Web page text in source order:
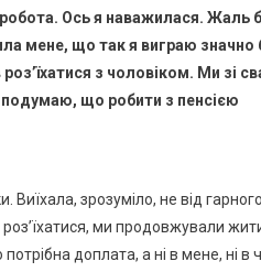
Ось я наважилася. Жаль
мене, що так я виграю значно
з чоловіком. Ми зі
подумаю, що робити з пенсією
Виїхала, зрозуміло, не від
ми продовжували
доплата, а ні в мене, ні в